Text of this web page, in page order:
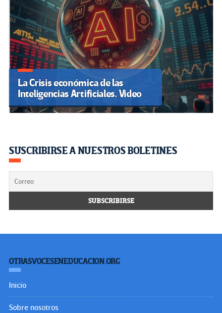
La Crisis económica de las
Inteligencias Artificiales. Video
SUSCRIBIRSE A NUESTROS BOLETINES
OTRASVOCESENEDUCACION.ORG
Inicio
Sobre nosotros